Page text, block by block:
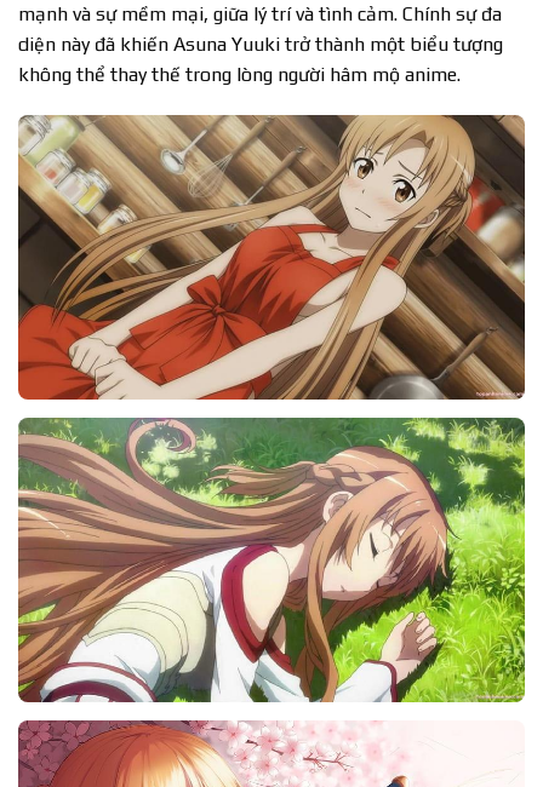
mạnh và sự mềm mại, giữa lý trí và tình cảm. Chính sự đa
diện này đã khiến Asuna Yuuki trở thành một biểu tượng
không thể thay thế trong lòng người hâm mộ anime.